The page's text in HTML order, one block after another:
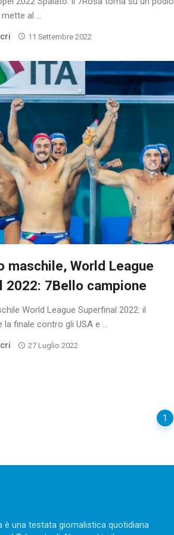
al ...
11 Settembre 2022
maschile, World League
2022: 7Bello campione
World League Superfinal 2022: il
la finale contro gli USA e ...
27 Luglio 2022
1
è una testata giornalistica quotidiana